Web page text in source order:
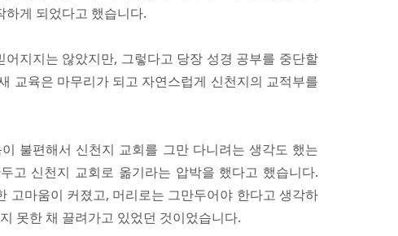
게 되었다고 했습니다.
지지는 않았지만, 그렇다고 당장 성경 공부를 중단할
교육은 마무리가 되고 자연스럽게 신천지의 교적부를
불편해서 신천지 교회를 그만 다니려는 생각도 했는
고 신천지 교회로 옮기라는 압박을 했다고 했습니다.
고마움이 커졌고, 머리로는 그만두어야 한다고 생각하
못한 채 끌려가고 있었던 것이었습니다.